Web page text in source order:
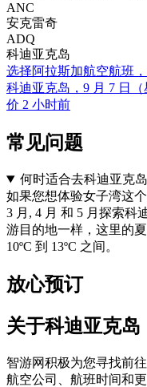
ANC
安克雷奇
ADQ
科迪亚克岛
选择阿拉斯加航空航班
科迪亚克岛，9 月 7 日
价 2 小时前
常见问题
何时适合去科迪亚克
如果您想体验女子湾这
3 月, 4 月 和 5 月探索科
游目的地一样，这里的
10ºC 到 13ºC 之间。
放心预订
关于科迪亚克岛
智游网积极为您寻找前
航空公司、航班时间和